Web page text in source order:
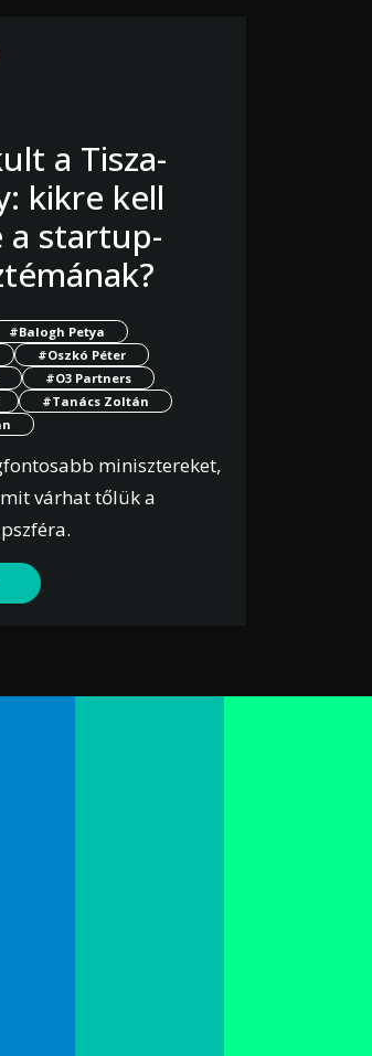
a Tisza-
kikre kell
a startup-
#Balogh Petya
#Oszkó Péter
#O3 Partners
#Tanács Zoltán
minisztereket,
várhat tőlük a